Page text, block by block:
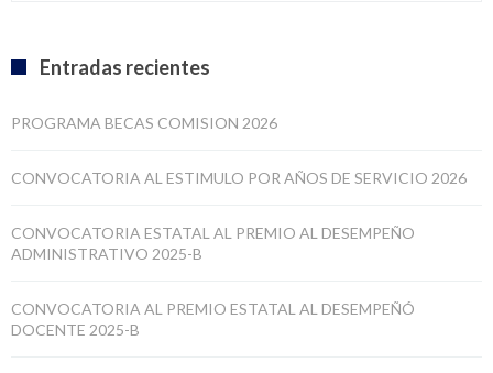
Entradas recientes
PROGRAMA BECAS COMISION 2026
CONVOCATORIA AL ESTIMULO POR AÑOS DE SERVICIO 2026
CONVOCATORIA ESTATAL AL PREMIO AL DESEMPEÑO
ADMINISTRATIVO 2025-B
CONVOCATORIA AL PREMIO ESTATAL AL DESEMPEÑÓ
DOCENTE 2025-B